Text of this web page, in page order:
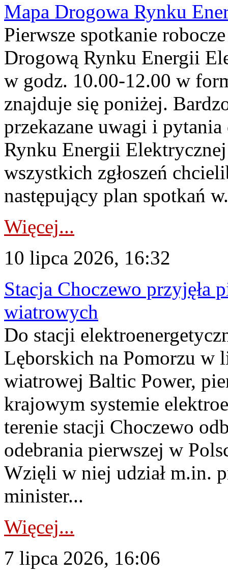
Mapa Drogowa Rynku
Pierwsze spotkanie
Drogową Rynku Energii
w godz. 10.00-12.00 w
znajduje się poniżej.
przekazane uwagi i
Rynku Energii
wszystkich zgłoszeń
następujący plan spotkań
Więcej...
10 lipca 2026, 16:32
Stacja Choczewo przyjęła
wiatrowych
Do stacji
Lęborskich na Pomorzu w
wiatrowej Baltic Power,
krajowym systemie
terenie stacji Choczewo
odebrania pierwszej w
Wzięli w niej udział m.in.
minister...
Więcej...
7 lipca 2026, 16:06